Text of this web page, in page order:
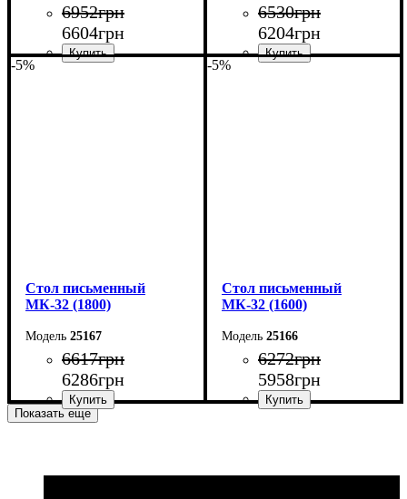
6952грн
6604грн
6530грн
6204грн
-5%
Cтол письменный
МК-32 (1800)
25167
6617грн
6286грн
Глубина: 70 см
-5%
Cтол письменный
МК-32 (1600)
25166
6272грн
5958грн
Глубина: 70 см
Показать еще